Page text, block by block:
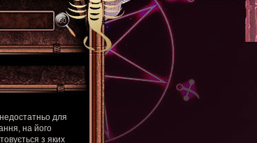
для
на його
з яких